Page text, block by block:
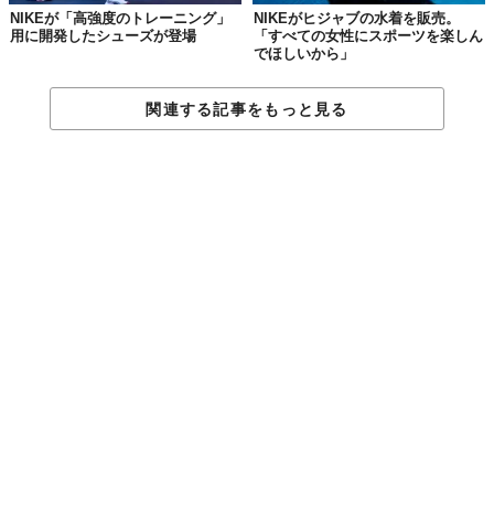
NIKEが「高強度のトレーニング」
用に開発したシューズが登場
NIKEがヒジャブの水着を販売。
「すべての女性にスポーツを楽しん
でほしいから」
関連する記事をもっと見る